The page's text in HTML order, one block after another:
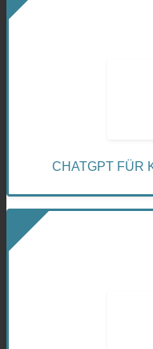
CHATGPT FÜR